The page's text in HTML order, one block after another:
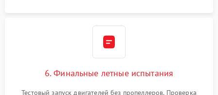
6. Финальные летные испытания
Тестовый запуск двигателей без пропеллеров. Проверка